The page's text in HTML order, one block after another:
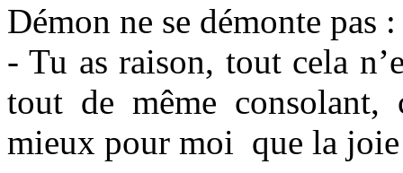
Démon ne se démonte pas :
- Tu as raison, tout cela
tout de même consolant,
mieux pour moi que la